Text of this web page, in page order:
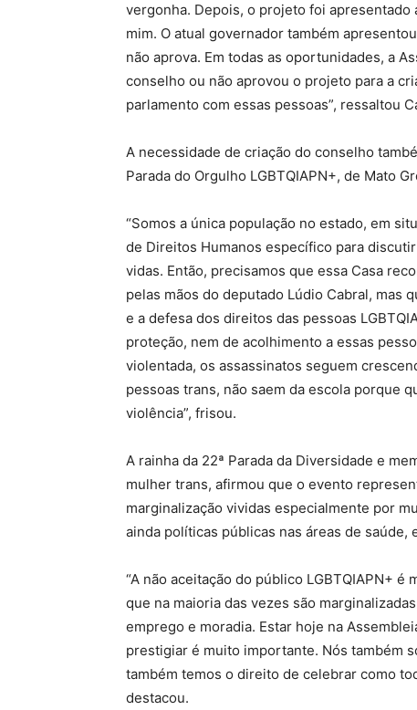
vergonha. Depois, o projeto foi
mim. O atual governador também
não aprova. Em todas as oportunidades, a
conselho ou não aprovou o projeto para a
parlamento com essas pessoas”, ressaltou
A necessidade de criação do conselho
Parada do Orgulho LGBTQIAPN+, de Mato
“Somos a única população no estado, em
de Direitos Humanos específico para
vidas. Então, precisamos que essa Casa
pelas mãos do deputado Lúdio Cabral, mas
e a defesa dos direitos das pessoas
proteção, nem de acolhimento a essas
violentada, os assassinatos seguem
pessoas trans, não saem da escola porque
violência”, frisou.
A rainha da 22ª Parada da Diversidade e
mulher trans, afirmou que o evento
marginalização vividas especialmente por
ainda políticas públicas nas áreas de saúde,
“A não aceitação do público LGBTQIAPN+
que na maioria das vezes são
emprego e moradia. Estar hoje na
prestigiar é muito importante. Nós também
também temos o direito de celebrar como
destacou.